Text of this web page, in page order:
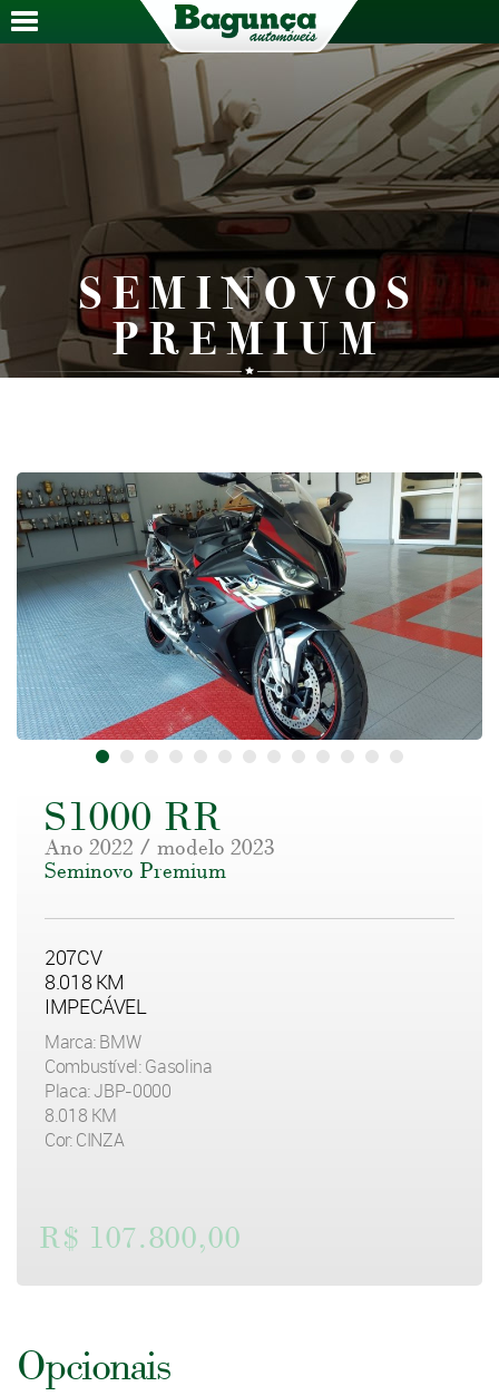
SEMINOVOS
PREMIUM
S1000 RR
Ano 2022 / modelo 2023
Seminovo Premium
207CV
8.018 KM
IMPECÁVEL
Marca: BMW
Combustível: Gasolina
Placa: JBP-0000
8.018 KM
Cor: CINZA
R$ 107.800,00
Opcionais